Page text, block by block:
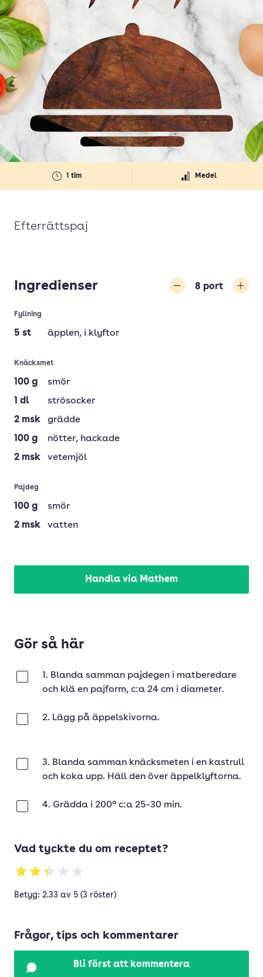
1 tim Medel
Efterrättspaj
Ingredienser 8 port
Fyllning
5 st äpplen, i klyftor
Knäcksmet
100 g
smör
1 dl
strösocker
2 msk
grädde
100 g nötter, hackade
2 msk vetemjöl
Pajdeg
100 g
smör
2 msk vatten
Handla via Mathem
Gör så här
1. Blanda samman pajdegen i matberedare
och klä en pajform, c:a 24 cm i diameter.
2. Lägg på äppelskivorna.
3. Blanda samman knäcksmeten i en kastrull
och koka upp. Häll den över äppelklyftorna.
4. Grädda i 200° c:a 25-30 min.
Vad tyckte du om receptet?
Betyg: 2.33 av 5 (3 röster)
Frågor, tips och kommentarer
Bli först att kommentera